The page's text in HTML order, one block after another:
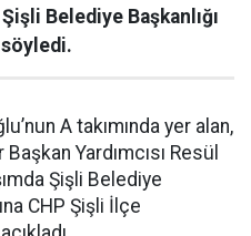
Belediye Başkanlığı
söyledi.
A takımında yer alan,
Yardımcısı Resül
Şişli Belediye
CHP Şişli İlçe